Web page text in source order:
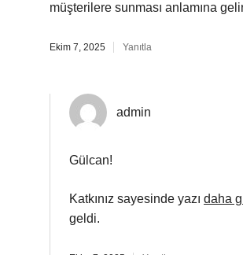
müşterilere sunması anlamına
Ekim 7, 2025 Yanıtla
admin
Gülcan!
Katkınız sayesinde yazı daha
geldi.